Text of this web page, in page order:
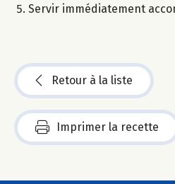
Servir immédiatement
Retour à la liste
Imprimer la recette